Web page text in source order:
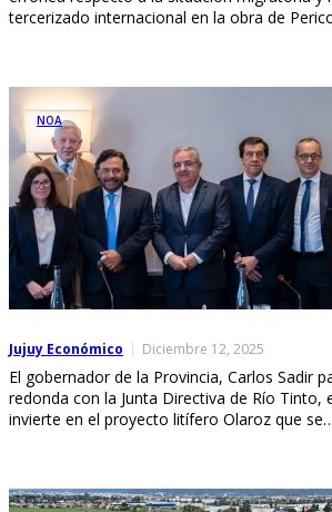
tercerizado internacional en la obra de
NOA
Jujuy Económico Diciembre 12, 2025
El gobernador de la Provincia, Carlos Sadir
redonda con la Junta Directiva de Río Tinto,
invierte en el proyecto litífero Olaroz que